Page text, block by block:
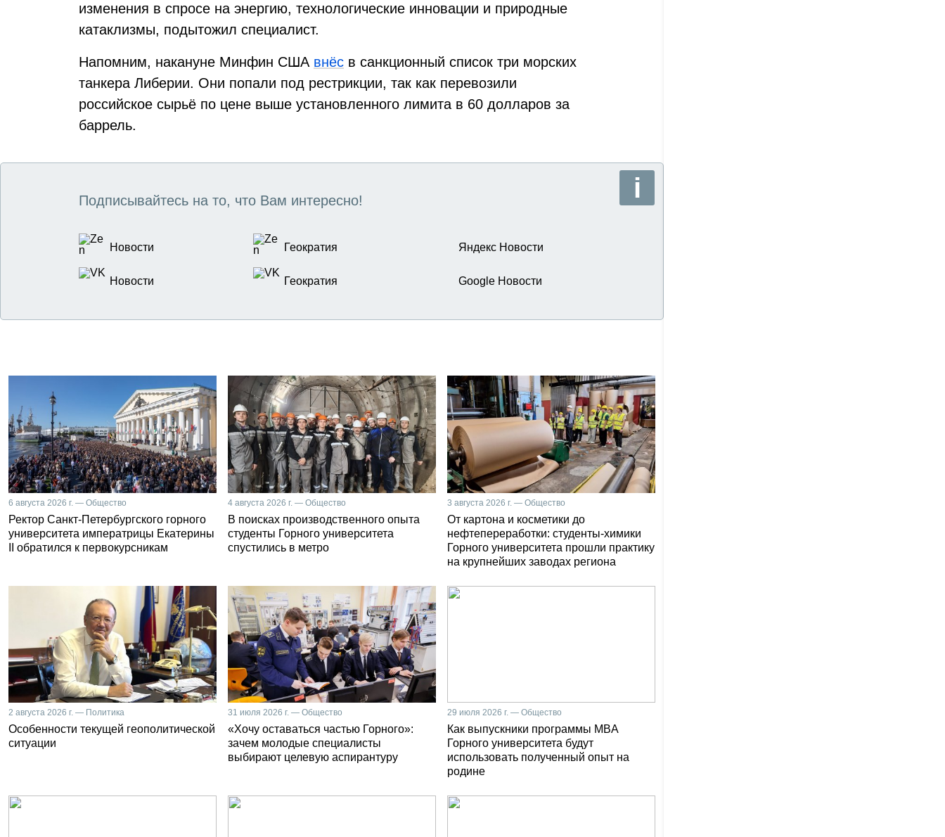
изменения в спросе на энергию, технологические инновации и природные
катаклизмы, подытожил специалист.
Напомним, накануне Минфин США внёс в санкционный список три морских
танкера Либерии. Они попали под рестрикции, так как перевозили
российское сырьё по цене выше установленного лимита в 60 долларов за
баррель.
Подписывайтесь на то, что Вам интересно!
Новости Геократия Яндекс Новости
Новости Геократия Google Новости
6 августа 2026 г. — Общество
Ректор Санкт-Петербургского горного
университета императрицы Екатерины
II обратился к первокурсникам
4 августа 2026 г. — Общество
В поисках производственного опыта
студенты Горного университета
спустились в метро
3 августа 2026 г. — Общество
От картона и косметики до
нефтепереработки: студенты-химики
Горного университета прошли практику
на крупнейших заводах региона
2 августа 2026 г. — Политика
Особенности текущей геополитической
ситуации
31 июля 2026 г. — Общество
«Хочу оставаться частью Горного»:
зачем молодые специалисты
выбирают целевую аспирантуру
29 июля 2026 г. — Общество
Как выпускники программы MBA
Горного университета будут
использовать полученный опыт на
родине